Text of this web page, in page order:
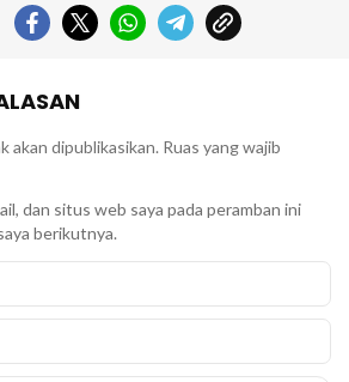
akan dipublikasikan. Ruas yang wajib
dan situs web saya pada peramban ini
berikutnya.